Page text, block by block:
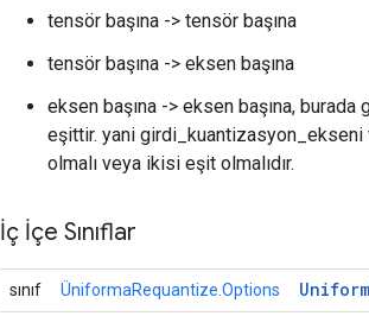
tensör başına -> tensör başına
tensör başına -> eksen başına
eksen başına -> eksen başına,
eşittir. yani girdi_kuantizasyon_ekseni
olmalı veya ikisi eşit olmalıdır.
İç İçe Sınıflar
sınıf ÜniformaRequantize.Options Uniform